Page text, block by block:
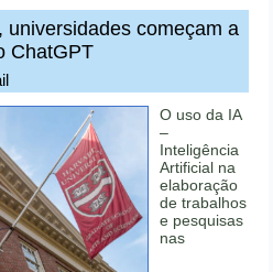
universidades começam a
ChatGPT
O uso da IA
–
Inteligência
Artificial na
elaboração
de trabalhos
e pesquisas
nas